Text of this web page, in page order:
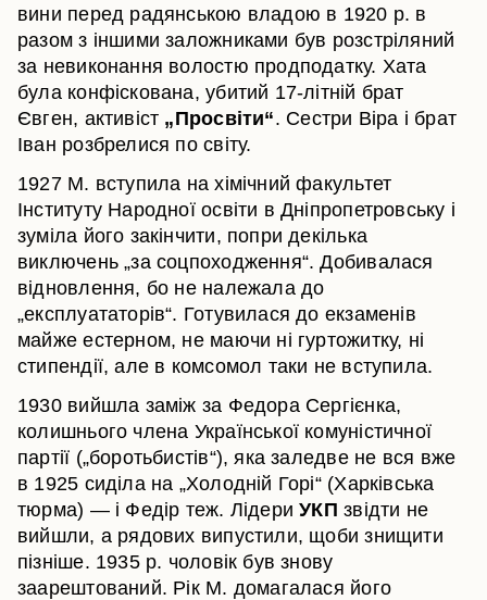
вини перед радянською владою в 1920 р. в
разом з іншими заложниками був розстріляний
за невиконання волостю продподатку. Хата
була конфіскована, убитий 17-літній брат
Євген, активіст „Просвіти“. Сестри Віра і брат
Іван розбрелися по світу.
1927 М. вступила на хімічний факультет
Інституту Народної освіти в Дніпропетровську і
зуміла його закінчити, попри декілька
виключень „за соцпоходження“. Добивалася
відновлення, бо не належала до
„експлуататорів“. Готувилася до екзаменів
майже естерном, не маючи ні гуртожитку, ні
стипендії, але в комсомол таки не вступила.
1930 вийшла заміж за Федора Сергієнка,
колишнього члена Української комуністичної
партії („боротьбистів“), яка заледве не вся вже
в 1925 сиділа на „Холодній Горі“ (Харківська
тюрма) — і Федір теж. ЛідериУКП звідти не
вийшли, а рядових випустили, щоби знищити
пізніше. 1935 р. чоловік був знову
заарештований. Рік М. домагалася його